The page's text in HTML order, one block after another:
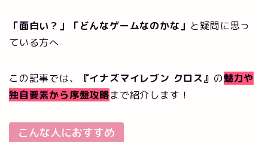
「面白い？」「どんなゲームなのかな」 と疑問に思っ
ている方へ
この記事では、 『イナズマイレブン クロス』 の魅力や
独自要素から序盤攻略まで紹介します！
こんな人におすすめ